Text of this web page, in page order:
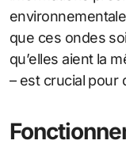
que ces ondes
qu’elles aient la
– est crucial pour